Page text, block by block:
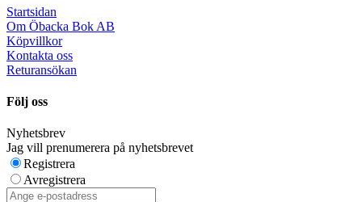
Startsidan
Om Öbacka Bok AB
Köpvillkor
Kontakta oss
Returansökan
Följ oss
Nyhetsbrev
Jag vill prenumerera på nyhetsbrevet
Registrera
Avregistrera